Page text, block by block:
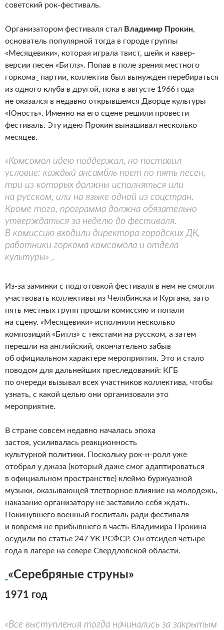
советский рок-фестиваль.
Организатором фестиваля стал Владимир Прокин,
основатель популярной тогда в городе группы
«Месяцевики», которая играла твист, шейк и кавер-
версии песен «Битлз». Попав в поле зрения местного
горкома
партии, коллектив был вынужден перебираться
из одного клуба в другой, пока в августе 1966 года
не оказался в недавно открывшемся Дворце культуры
«Юность». Именно на его сцене решили провести
фестиваль. Эту идею Прокин вынашивал несколько
месяцев.
«Комсомол идею поддержал, но поставил
условие: каждый ансамбль поет по пять песен,
три из которых должны исполняться или
на русском, или на языке одной из соцстран.
Кроме того, программа должна обязательно
утверждаться за неделю до фестиваля.
В комиссию входили директора городских ДК,
работники горкома комсомола и отдела
культуры» .
Из-за заминки с подготовкой фестиваля в нем не смогли
участвовать коллективы из Челябинска и Кургана, зато
пять местных групп прошли комиссию и попали
на сцену. «Месяцевики» исполнили несколько
композиций «Битлз» с текстами на русском, а затем
перешли на английский, окончательно забыв
об официальном характере мероприятия. Это и стало
поводом для дальнейших преследований: КГБ
по очереди вызывал всех участников коллектива, чтобы
узнать, с какой целью они организовали это
мероприятие.
В стране совсем недавно началась эпоха
застоя, усиливалась реакционность
культурной политики. Поскольку рок-н-ролл уже
отобрал у джаза (который даже смог адаптироваться
в официальном пространстве) клеймо буржуазной
музыки, оказывающей тлетворное влияние на молодежь,
наказание органи­затору не заставило себя ждать.
Покинувшего военный госпиталь ради фестиваля
и вовремя не прибывшего в часть Владимира Прокина
осудили по статье 247 УК РСФСР. Он отсидел четыре
года в лагере на севере Свердловской области.
«Серебряные струны»
1971 год
«Все выступления тогда начинались за закрытым